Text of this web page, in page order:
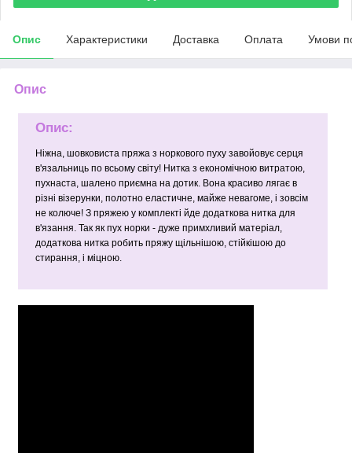
Опис Характеристики Доставка Оплата Умови
Опис
Опис:
Ніжна, шовковиста пряжа з норкового пуху завойовує серця
в'язальниць по всьому світу! Нитка з економічною витратою,
пухнаста, шалено приємна на дотик. Вона красиво лягає в
різні візерунки, полотно еластичне, майже невагоме, і зовсім
не колюче! З пряжею у комплекті йде додаткова нитка для
в'язання. Так як пух норки - дуже примхливий матеріал,
додаткова нитка робить пряжу щільнішою, стійкішою до
стирання, і міцною.